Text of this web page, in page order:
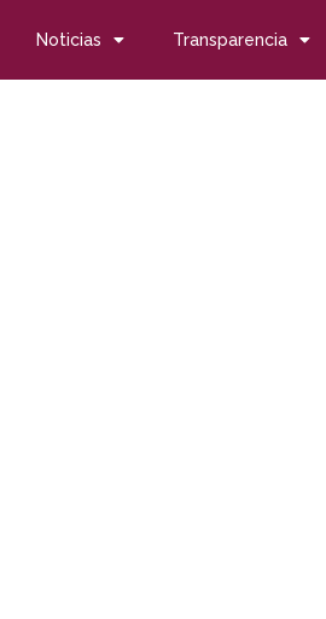
Noticias Transparencia